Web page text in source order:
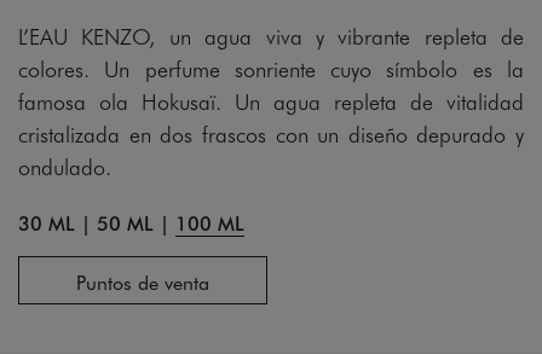
L’EAU KENZO, un agua viva y vibrante repleta de
colores. Un perfume sonriente cuyo símbolo es la
famosa ola Hokusaï. Un agua repleta de vitalidad
cristalizada en dos frascos con un diseño depurado y
ondulado.
30 ML | 50 ML | 100 ML
Puntos de venta